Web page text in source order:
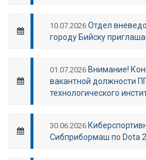
10.07.2026 Отдел
городу Бийску
01.07.2026 Внимание!
вакантной должности
технологического
30.06.2026
Сибприбормаш по Dota